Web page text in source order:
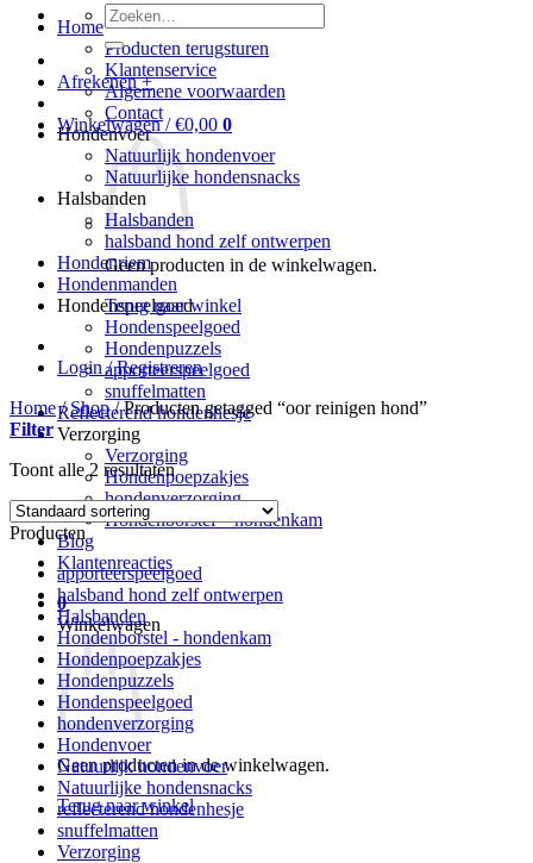
Home
Producten terugsturen
Klantenservice
Algemene voorwaarden
Contact
Hondenvoer
Natuurlijk hondenvoer
Natuurlijke hondensnacks
Halsbanden
Halsbanden
halsband hond zelf ontwerpen
Hondenriem
Hondenmanden
Hondenspeelgoed
Hondenspeelgoed
Hondenpuzzels
apporteerspeelgoed
snuffelmatten
Reflecterend hondenhesje
Verzorging
Verzorging
Hondenpoepzakjes
hondenverzorging
Hondenborstel – hondenkam
Blog
Klantenreacties
0
Winkelwagen
Geen producten in de winkelwagen.
Terug naar winkel
Zoeken
naar:
Afrekenen +
Winkelwagen /€0,00 0
Geen producten in de winkelwagen.
Terug naar winkel
Login / Registreren
Home / Shop /Producten getagged “oor reinigen hond”
Filter
Toont alle 2 resultaten
Producten
apporteerspeelgoed
halsband hond zelf ontwerpen
Halsbanden
Hondenborstel - hondenkam
Hondenpoepzakjes
Hondenpuzzels
Hondenspeelgoed
hondenverzorging
Hondenvoer
Natuurlijk hondenvoer
Natuurlijke hondensnacks
reflecterend hondenhesje
snuffelmatten
Verzorging